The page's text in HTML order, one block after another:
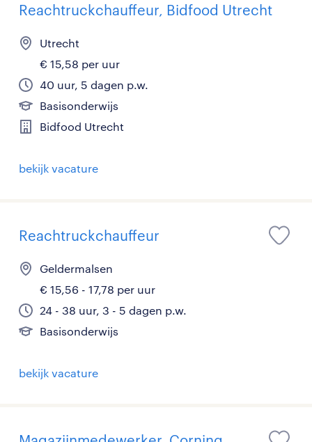
Reachtruckchauffeur, Bidfood Utrecht
Utrecht
€ 15,58 per uur
40 uur, 5 dagen p.w.
Basisonderwijs
Bidfood Utrecht
bekijk vacature
Reachtruckchauffeur
Geldermalsen
€ 15,56 - 17,78 per uur
24 - 38 uur, 3 - 5 dagen p.w.
Basisonderwijs
bekijk vacature